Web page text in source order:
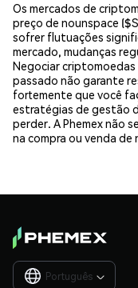
Os mercados de
preço de nounspace
sofrer flutuações
mercado, mudanças
Negociar criptomoedas
passado não garante
fortemente que você
estratégias de gestão
perder. A Phemex não
na compra ou venda de
Português 